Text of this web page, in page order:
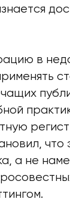
в
что
а не